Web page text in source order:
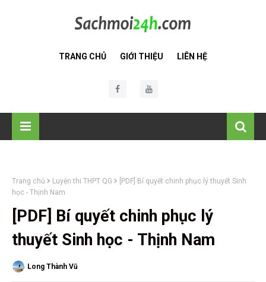
TRANG CHỦ GIỚI THIỆU LIÊN HỆ
Trang chủ Luyện thi THPT QG
[PDF] Bí quyết chinh phục lý thuyết Sinh
học - Thịnh Nam
[PDF] Bí quyết chinh phục lý
thuyết Sinh học - Thịnh Nam
Long Thành Vũ